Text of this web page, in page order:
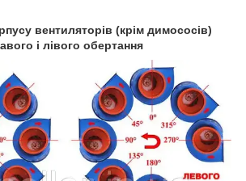
вентиляторів (крім димососів)
і лівого обертання